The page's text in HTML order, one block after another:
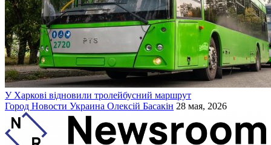
У Харкові відновили тролейбусний маршрут
Город Новости Украина Олексій Басакін 28 мая, 2026